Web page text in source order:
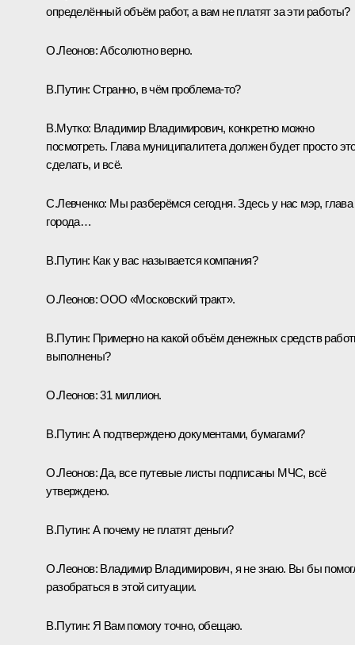
определённый объём работ, а вам не платят за эти работы?
О.Леонов:Абсолютно верно.
В.Путин: Странно, в чём проблема-то?
В.Мутко: Владимир Владимирович, конкретно можно
посмотреть. Глава муниципалитета должен будет просто
сделать, и всё.
С.Левченко: Мы разберёмся сегодня. Здесь у нас мэр, глава
города…
В.Путин: Как у вас называется компания?
О.Леонов:ООО «Московский тракт».
В.Путин: Примерно на какой объём денежных средств
выполнены?
О.Леонов:31 миллион.
В.Путин: А подтверждено документами, бумагами?
О.Леонов:Да, все путевые листы подписаны МЧС, всё
утверждено.
В.Путин: А почему не платят деньги?
О.Леонов: Владимир Владимирович, я не знаю. Вы бы
разобраться в этой ситуации.
В.Путин: Я Вам помогу точно, обещаю.